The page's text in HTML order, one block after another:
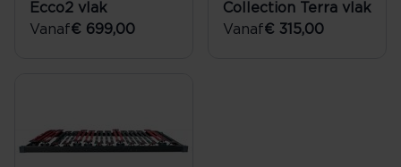
Ecco2 vlak
Vanaf€ 699,00
Collection Terra vlak
Vanaf€ 315,00